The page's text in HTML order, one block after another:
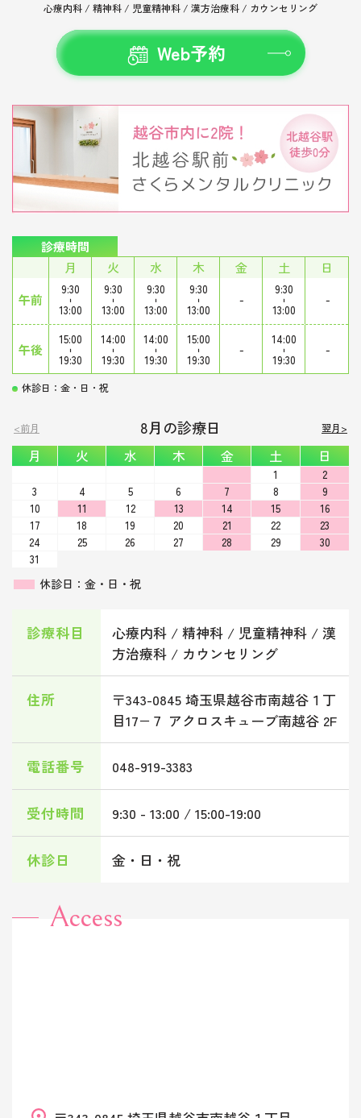
診療科目
心療内科 / 精神科 / 児童精神科 / 漢
方治療科 / カウンセリング
住所
〒343-0845 埼玉県越谷市南越谷１丁
目17−７ アクロスキューブ南越谷 2F
電話番号 048-919-3383
受付時間 9:30 - 13:00 / 15:00-19:00
休診日 金・日・祝
<前月 8月の診療日
月 火 水 木 金 土 日
1
2
3
4 5 6 7 8
9
10
11 12 13 14 15
16
17
18 19 20 21 22
23
24
25 26 27 28 29
30
31
休診日：金・日・祝
翌月>
診療時間
月
火 水 木 金 土
日
午前
9:30
-
13:00
9:30
-
13:00
9:30
-
13:00
9:30
-
13:00
-
9:30
-
13:00
-
午後
15:00
-
19:30
14:00
-
19:30
14:00
-
19:30
15:00
-
19:30
-
14:00
-
19:30
-
休診日：金・日・祝
Access
心療内科 / 精神科 / 児童精神科 / 漢方治療科 / カウンセリング
Web予約